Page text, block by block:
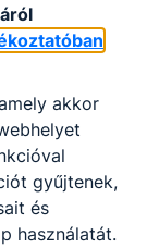
akkor
gyűjtenek,
és
használatát.